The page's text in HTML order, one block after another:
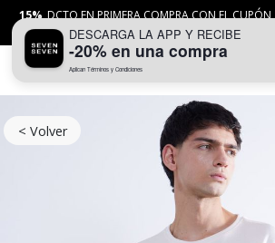
15% DCTO EN PRIMERA COMPRA CON EL CUPÓN
APLICANTYC
< Volver
DESCARGA LA APP Y RECIBE
-20% en una compra
Aplican Términos y Condiciones